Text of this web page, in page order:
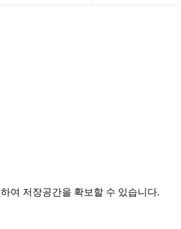
하여 저장공간을 확보할 수 있습니다.